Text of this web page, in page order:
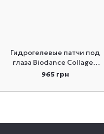
Гидрогелевые патчи под
глаза Biodance Collagen
Peptide Eye Patches 60 шт
965 грн